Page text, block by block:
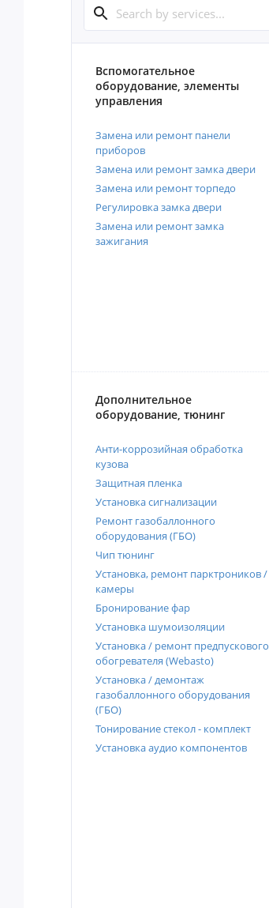
Вспомогательное
оборудование, элементы
управления
Замена или ремонт панели
приборов
Замена или ремонт замка двери
Замена или ремонт торпедо
Регулировка замка двери
Замена или ремонт замка
зажигания
Дополнительное
оборудование, тюнинг
Анти-коррозийная обработка
кузова
Защитная пленка
Установка сигнализации
Ремонт газобаллонного
оборудования (ГБО)
Чип тюнинг
Установка, ремонт парктроников /
камеры
Бронирование фар
Установка шумоизоляции
Установка / ремонт предпускового
обогревателя (Webasto)
Установка / демонтаж
газобаллонного оборудования
(ГБО)
Тонирование стекол - комплект
Установка аудио компонентов